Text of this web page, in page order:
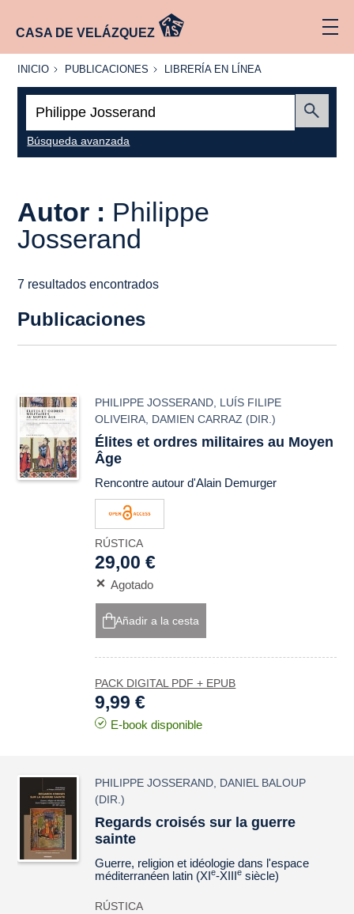
CASA DE VELÁZQUEZ
INICIO
INICIO PUBLICACIONES
PUBLICACIONES
LIBRERÍA
LÍNEA
LIBRERÍA EN LÍNEA
Búsqueda avanzada
Autor : Philippe
Josserand
7 resultados encontrados
Publicaciones
PHILIPPE JOSSERAND LUÍS FILIPE
OLIVEIRA DAMIEN CARRAZ (DIR.)
Élites et ordres militaires au Moyen
Âge
Rencontre autour d'Alain Demurger
RÚSTICA
29,00 €
Agotado
Añadir a la cesta
PACK DIGITAL PDF + EPUB
9,99 €
E-book disponible
PHILIPPE JOSSERAND DANIEL BALOUP
(DIR.)
Regards croisés sur la guerre
sainte
Guerre, religion et idéologie dans l'espace
méditerranéen latin (XIe-XIIIe siècle)
RÚSTICA